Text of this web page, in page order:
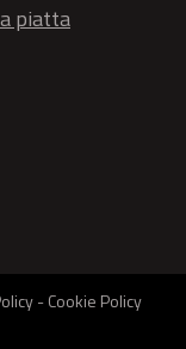
piatta
-Cookie Policy